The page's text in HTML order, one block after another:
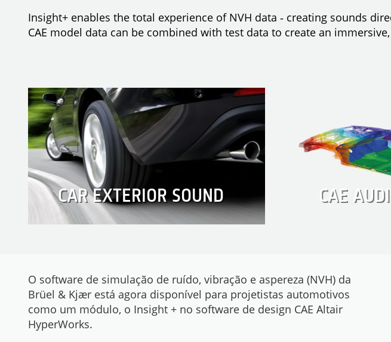
Insight+ enables the total experience of NVH data ‐ creating sounds
CAE model data can be combined with test data to create an
CAR EXTERIOR SOUND CAE
O software de simulação de ruído, vibração e aspereza (NVH) da
Brüel & Kjær está agora disponível para projetistas automotivos
como um módulo, o Insight + no software de design CAE Altair
HyperWorks.